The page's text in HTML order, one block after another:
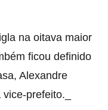
na oitava maior
ficou definido
Alexandre
prefeito._